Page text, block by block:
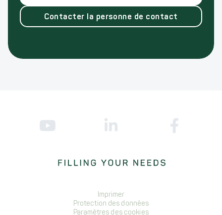
Contacter la personne de contact
Imprimer
Protection des données
Paramètres des cookies